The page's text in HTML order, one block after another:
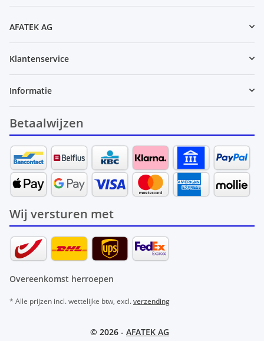
AFATEK AG
Klantenservice
Informatie
Betaalwijzen
Wij versturen met
Overeenkomst herroepen
* Alle prijzen incl. wettelijke btw, excl.verzending
© 2026 - AFATEK AG